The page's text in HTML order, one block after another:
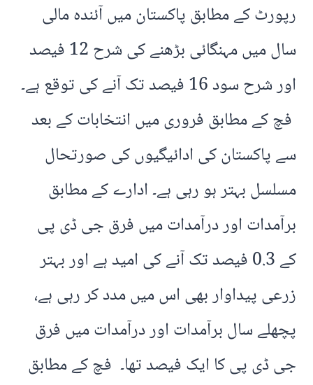
رپورٹ کے مطابق پاکستان میں آئندہ مالی
سال میں مہنگائی بڑھنے کی شرح 12 فیصد
اور شرح سود 16 فیصد تک آنے کی توقع ہے۔
فچ کے مطابق فروری میں انتخابات کے بعد
سے پاکستان کی ادائیگیوں کی صورتحال
مسلسل بہتر ہو رہی ہے۔ ادارے کے مطابق
برآمدات اور درآمدات میں فرق جی ڈی پی
کے 0.3 فیصد تک آنے کی امید ہے اور بہتر
زرعی پیداوار بھی اس میں مدد کر رہی ہے،
پچھلے سال برآمدات اور درآمدات میں فرق
جی ڈی پی کا ایک فیصد تھا۔ فچ کے مطابق